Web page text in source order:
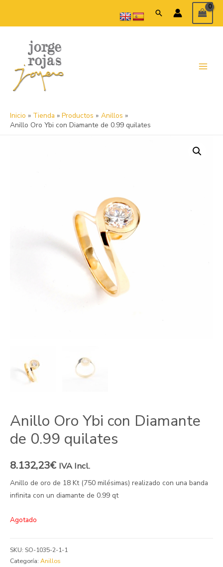
Buscar
Main
Inicio Tienda Productos
Anillos
Anillo Oro Ybi con Diamante de 0.99 quilates
Anillo Oro Ybi con Diamante
de 0.99 quilates
8.132,23€ IVA Incl.
Anillo de oro de 18 Kt (750 milésimas) realizado con una banda
infinita con un diamante de 0.99 qt
Agotado
SKU: SO-1035-2-1-1
Categoría: Anillos